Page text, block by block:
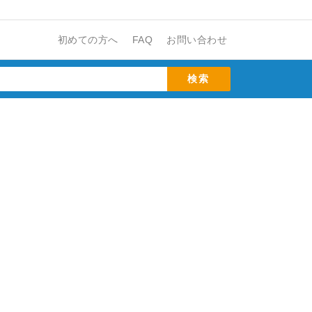
初めての方へ FAQ お問い合わせ